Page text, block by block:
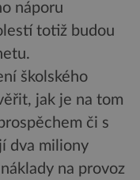
náporu
totiž budou
školského
jak je na tom
či s
dva miliony
na provoz